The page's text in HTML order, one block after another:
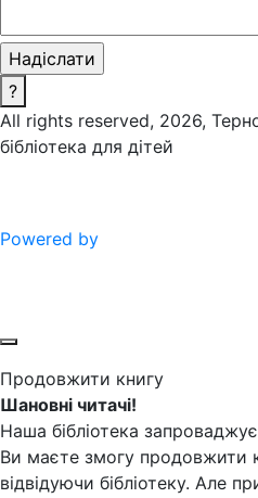
?
All rights reserved, 2026,
бібліотека для дітей
Powered by
Продовжити книгу
Шановні читачі!
Наша бібліотека
Ви маєте змогу продовжити
відвідуючи бібліотеку. Але